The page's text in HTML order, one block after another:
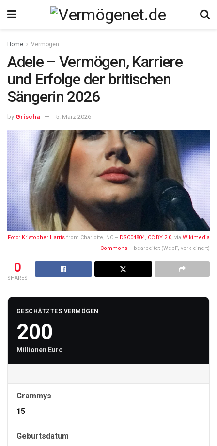
Home Vermögen
Adele – Vermögen, Karriere
und Erfolge der britischen
Sängerin 2026
by Grischa 5. März 2026
Foto: Kristopher Harris from Charlotte, NC – DSC04804, CC BY 2.0, via Wikimedia
Commons – bearbeitet (WebP, verkleinert)
0
SHARES
GESCHÄTZTES VERMÖGEN
200
Millionen Euro
Grammys
15
Geburtsdatum